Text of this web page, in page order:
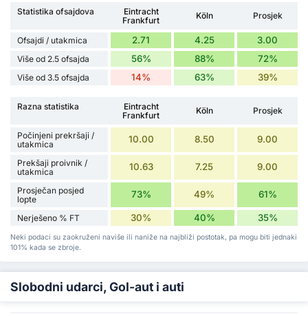
Statistika ofsajdova
Eintracht
Frankfurt
Köln Prosjek
Ofsajdi / utakmica 2.71 4.25 3.00
Više od 2.5 ofsajda 56% 88% 72%
Više od 3.5 ofsajda 14% 63% 39%
Razna statistika
Eintracht
Frankfurt
Köln Prosjek
Počinjeni prekršaji /
utakmica
10.00 8.50 9.00
Prekšaji proivnik /
utakmica
10.63 7.25 9.00
Prosječan posjed
lopte
73% 49% 61%
Nerješeno % FT 30% 40% 35%
Neki podaci su zaokruženi naviše ili naniže na najbliži postotak, pa mogu biti jednaki
101% kada se zbroje.
Slobodni udarci, Gol-aut i auti